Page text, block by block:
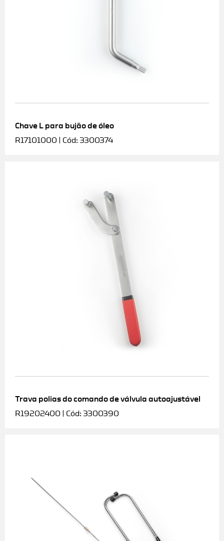
Chave L para bujão de óleo
R17101000 | Cód: 3300374
Trava polias do comando de válvula autoajustável
R19202400 | Cód: 3300390